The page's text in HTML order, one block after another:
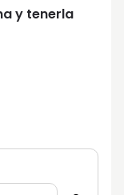
y tenerla